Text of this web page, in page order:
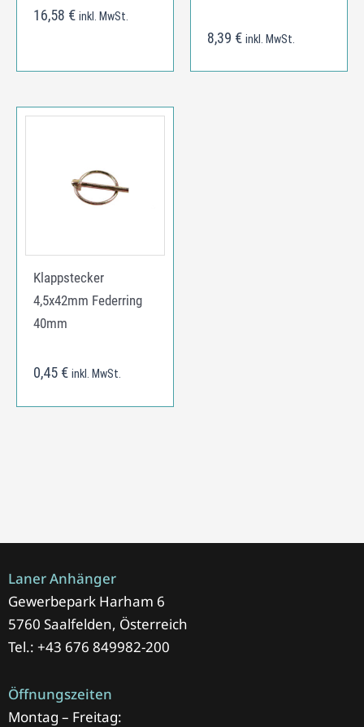
16,58 € inkl. MwSt.
8,39 € inkl. MwSt.
Klappstecker
4,5x42mm Federring
40mm
0,45 € inkl. MwSt.
Laner Anhänger
Gewerbepark Harham 6
5760 Saalfelden, Österreich
Tel.: +43 676 849982-200
Öffnungszeiten
Montag – Freitag: